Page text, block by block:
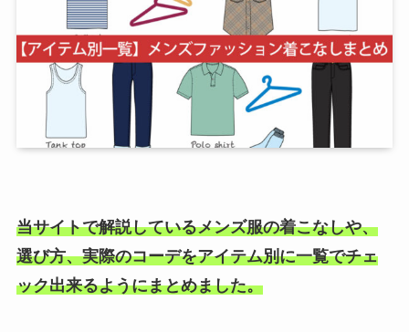
当サイトで解説しているメンズ服の着こなしや、
選び方、実際のコーデをアイテム別に一覧でチェ
ック出来るようにまとめました。